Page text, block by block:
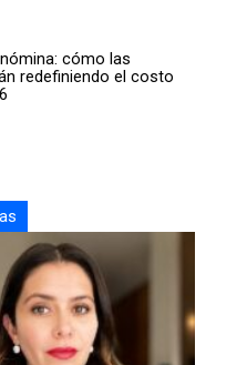
cómo las
redefiniendo el costo